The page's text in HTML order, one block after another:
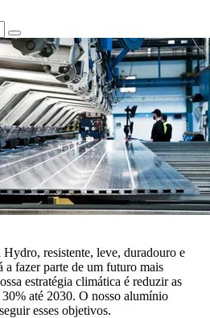
resistente, leve, duradouro e
a fazer parte de um futuro mais
estratégia climática é reduzir as
30% até 2030. O nosso alumínio
esses objetivos.